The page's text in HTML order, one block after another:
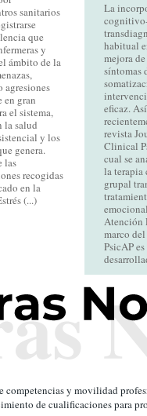
sanitarios
que
y
ámbito de la
agresiones
en gran
el sistema,
la salud
y los
genera.
las
recogidas
en la
(...)
La
habitual
mejora
síntomas
eficaz.
revista
Clinical
cual se
la
grupal
Atención
marco
PsicAP
competencias y movilidad
de cualificaciones para